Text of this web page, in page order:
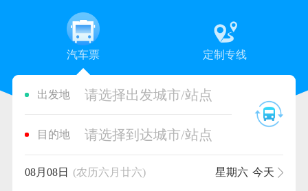
汽车票 定制专线
出发地 请选择出发城市/站点
目的地 请选择到达城市/站点
08月08日 (农历六月廿六) 星期六 今天